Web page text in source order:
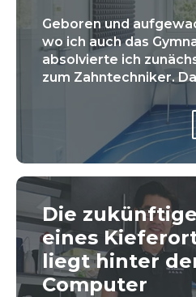
Geboren und
wo ich auch das
absolvierte ich
zum Zahntechniker.
Die
eines
liegt hinter
Computer